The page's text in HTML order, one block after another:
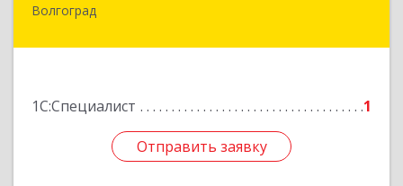
Волгоград
1С:Специалист 1
Отправить заявку
400081, Волгоградская обл, Волгоград г,
Отправить заявку